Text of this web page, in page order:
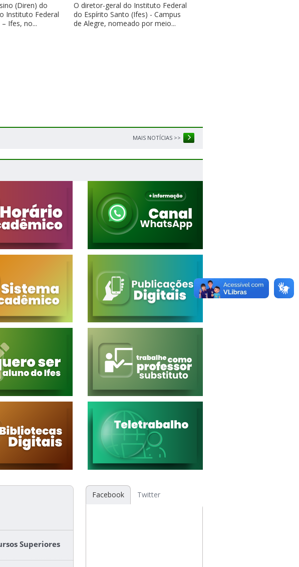
(Diren) do
Instituto Federal
Ifes, no...
O diretor-geral do Instituto Federal
do Espírito Santo (Ifes) - Campus
de Alegre, nomeado por meio...
MAIS NOTÍCIAS >>
Superiores
Facebook Twitter